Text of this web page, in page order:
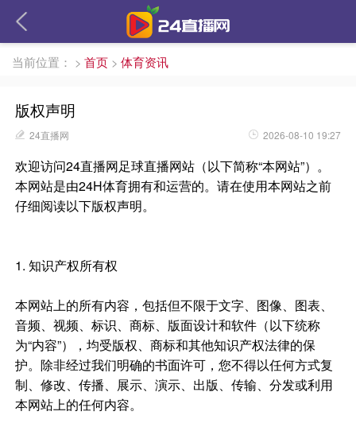
当前位置： > 首页 > 体育资讯
版权声明
24直播网 2026-08-10 19:27
欢迎访问24直播网足球直播网站（以下简称“本网站”）。
本网站是由24H体育拥有和运营的。请在使用本网站之前
仔细阅读以下版权声明。
1. 知识产权所有权
本网站上的所有内容，包括但不限于文字、图像、图表、
音频、视频、标识、商标、版面设计和软件（以下统称
为“内容”），均受版权、商标和其他知识产权法律的保
护。除非经过我们明确的书面许可，您不得以任何方式复
制、修改、传播、展示、演示、出版、传输、分发或利用
本网站上的任何内容。